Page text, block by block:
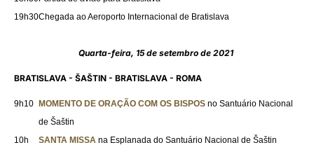
19h30Chegada ao Aeroporto Internacional de Bratislava
Quarta-feira, 15 de setembro de 2021
BRATISLAVA - ŠAŠTIN - BRATISLAVA - ROMA
9h10 MOMENTO DE ORAÇÃO COM OS BISPOS no Santuário Nacional
de Šaštin
10h
SANTA MISSA na Esplanada do Santuário Nacional de Šaštin